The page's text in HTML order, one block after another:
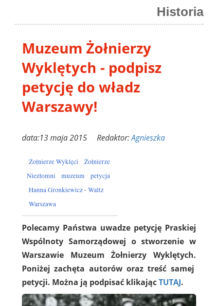
Historia
Muzeum Żołnierzy
Wyklętych - podpisz
petycję do władz
Warszawy!
data:13 maja 2015 Redaktor:Agnieszka
Żołnierze Wyklęci
Żołnierze
Niezłomni
muzeum
petycja
Hanna Gronkiewicz - Waltz
Warszawa
Polecamy Państwa uwadze petycję Praskiej
Wspólnoty Samorządowej o stworzenie w
Warszawie Muzeum Żołnierzy Wyklętych.
Poniżej zachęta autorów oraz treść samej
petycji. Można ją podpisać klikającTUTAJ.